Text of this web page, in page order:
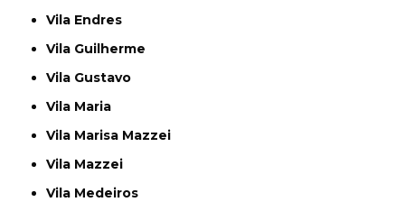
Vila Endres
Vila Guilherme
Vila Gustavo
Vila Maria
Vila Marisa Mazzei
Vila Mazzei
Vila Medeiros